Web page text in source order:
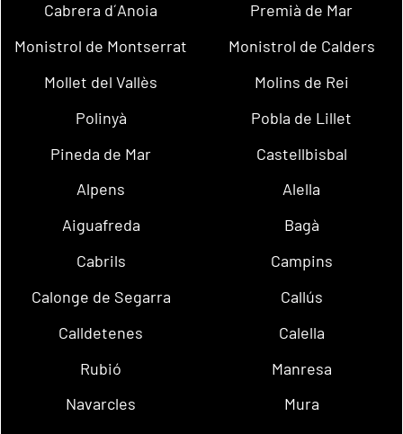
Cabrera d´Anoia
Premià de Mar
Monistrol de Montserrat
Monistrol de Calders
Mollet del Vallès
Molins de Rei
Polinyà
Pobla de Lillet
Pineda de Mar
Castellbisbal
Alpens
Alella
Aiguafreda
Bagà
Cabrils
Campins
Calonge de Segarra
Callús
Calldetenes
Calella
Rubió
Manresa
Navarcles
Mura